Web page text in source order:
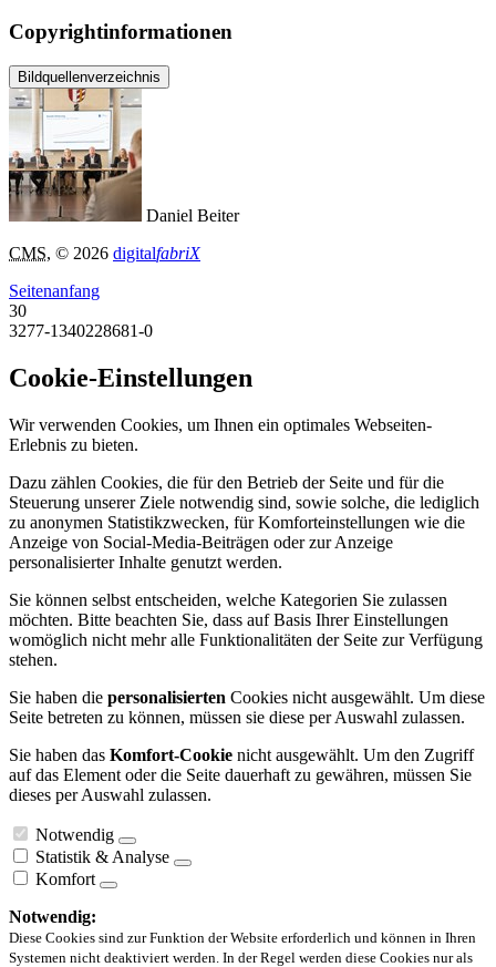
Copyrightinformationen
Bildquellenverzeichnis
Daniel Beiter
CMS, © 2026 digitalfabriX
Seitenanfang
30
3277-1340228681-0
Cookie-Einstellungen
Wir verwenden Cookies, um Ihnen ein optimales Webseiten-
Erlebnis zu bieten.
Dazu zählen Cookies, die für den Betrieb der Seite und für die
Steuerung unserer Ziele notwendig sind, sowie solche, die lediglich
zu anonymen Statistikzwecken, für Komforteinstellungen wie die
Anzeige von Social-Media-Beiträgen oder zur Anzeige
personalisierter Inhalte genutzt werden.
Sie können selbst entscheiden, welche Kategorien Sie zulassen
möchten. Bitte beachten Sie, dass auf Basis Ihrer Einstellungen
womöglich nicht mehr alle Funktionalitäten der Seite zur Verfügung
stehen.
Sie haben die personalisierten Cookies nicht ausgewählt. Um diese
Seite betreten zu können, müssen sie diese per Auswahl zulassen.
Sie haben das Komfort-Cookie nicht ausgewählt. Um den Zugriff
auf das Element oder die Seite dauerhaft zu gewähren, müssen Sie
dieses per Auswahl zulassen.
Notwendig
Statistik & Analyse
Komfort
Notwendig:
Diese Cookies sind zur Funktion der Website erforderlich und können in Ihren
Systemen nicht deaktiviert werden. In der Regel werden diese Cookies nur als